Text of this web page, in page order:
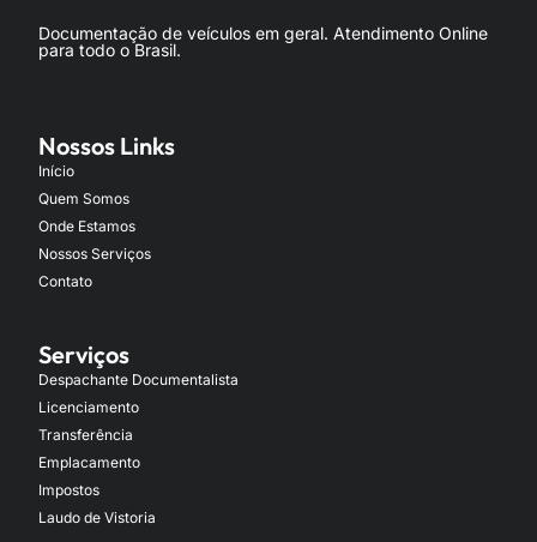
Documentação de veículos em geral. Atendimento Online
para todo o Brasil.
Nossos Links
Início
Quem Somos
Onde Estamos
Nossos Serviços
Contato
Serviços
Despachante Documentalista
Licenciamento
Transferência
Emplacamento
Impostos
Laudo de Vistoria